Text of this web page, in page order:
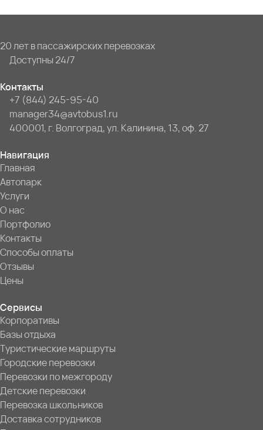
20 лет в пассажирских перевозках
Доступны 24/7
Контакты
+7 (844) 245-95-40
manager34@avtobus1.ru
400001, г. Волгоград, ул. Калинина, 13, оф. 27
Навигация
Главная
Автопарк
Услуги
О нас
Портфолио
Контакты
Способы оплаты
Отзывы
Цены
Сервисы
Корпоративы
Базы отдыха
Туристические маршруты
Городские перевозки
Перевозки по межгороду
Детские перевозки
Перевозка школьников
Доставка сотрудников